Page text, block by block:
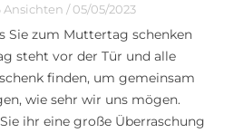
Ansichten / 05/05/2023
Sie zum Muttertag schenken
steht vor der Tür und alle
finden, um gemeinsam
wie sehr wir uns mögen.
ihr eine große Überraschung